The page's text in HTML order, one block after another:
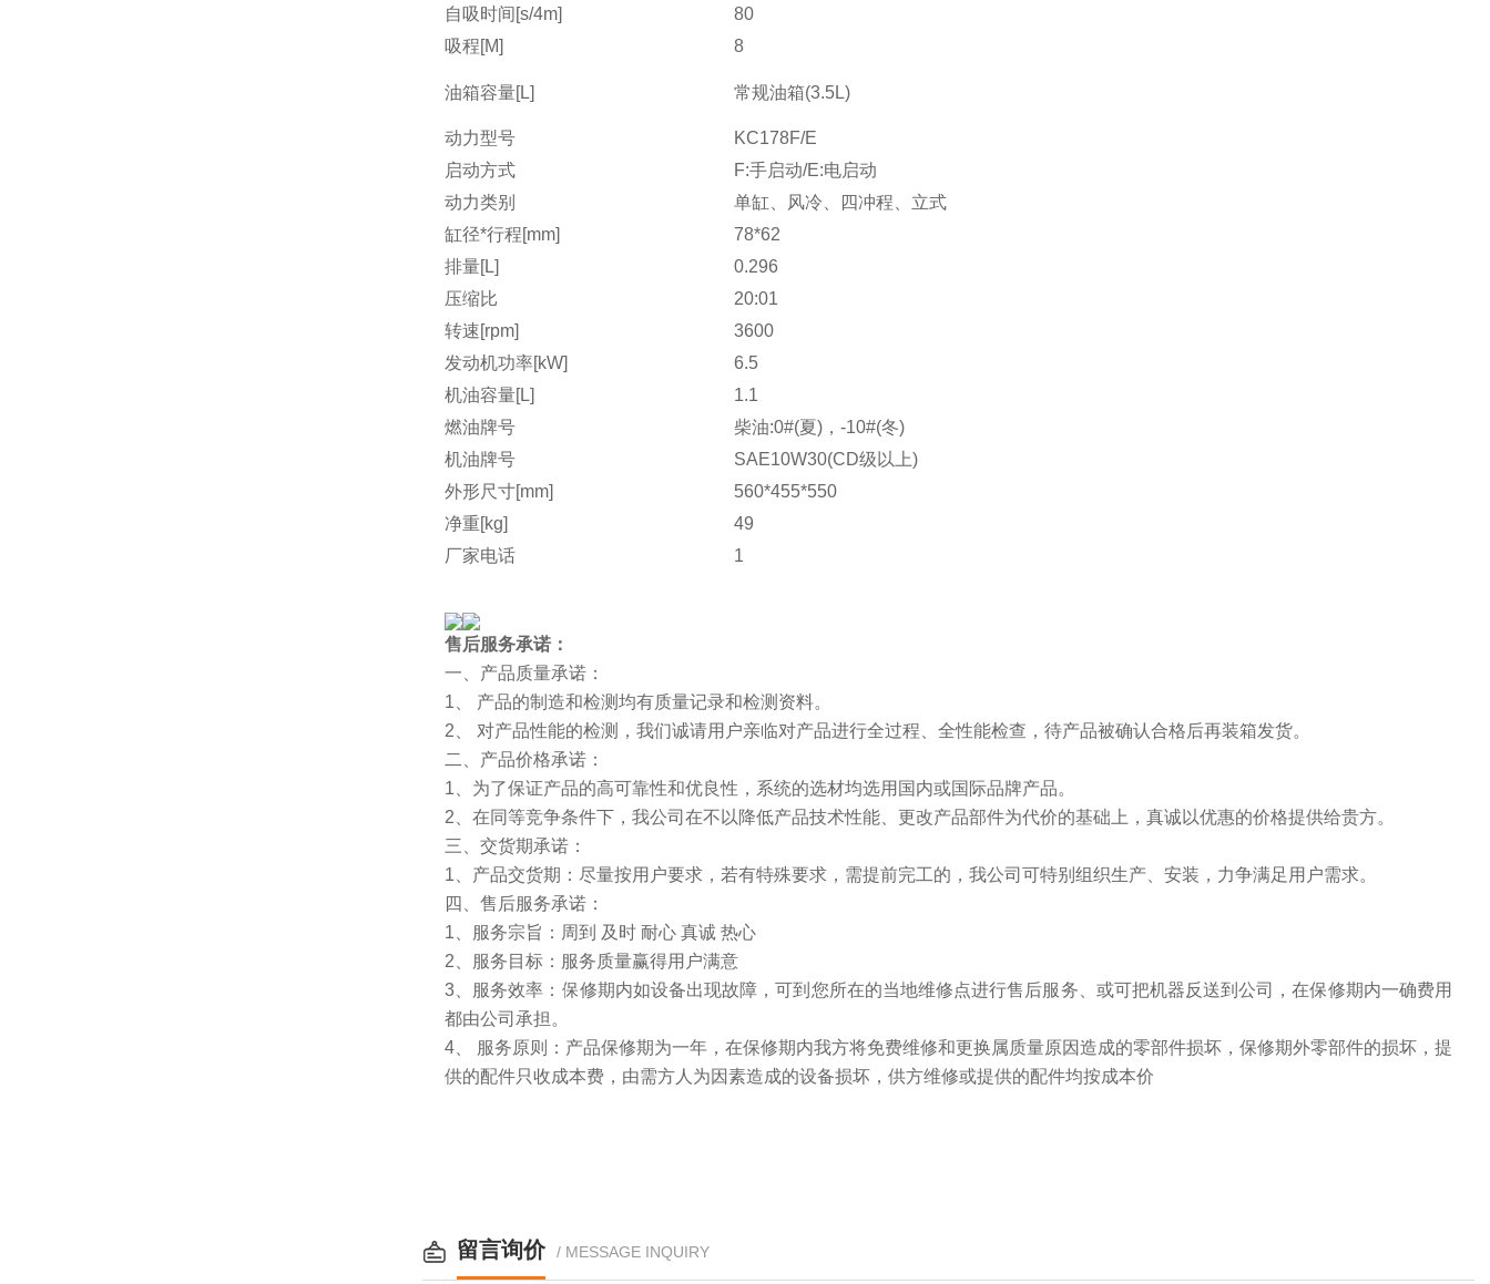
自吸时间[s/4m]
80
吸程[M]
8
油箱容量[L] 常规油箱(3.5L)
动力型号
KC178F/E
启动方式
F:手启动/E:电启动
动力类别
单缸、风冷、四冲程、立式
缸径*行程[mm]
78*62
排量[L]
0.296
压缩比
20:01
转速[rpm]
3600
发动机功率[kW]
6.5
机油容量[L]
1.1
燃油牌号
柴油:0#(夏)，-10#(冬)
机油牌号
SAE10W30(CD级以上)
外形尺寸[mm]
560*455*550
净重[kg]
49
厂家电话
1
售后服务承诺：
一、产品质量承诺：
1、 产品的制造和检测均有质量记录和检测资料。
2、 对产品性能的检测，我们诚请用户亲临对产品进行全过程、全性能检查，待产品被确认合格后再装箱发货。
二、产品价格承诺：
1、为了保证产品的高可靠性和优良性，系统的选材均选用国内或国际品牌产品。
2、在同等竞争条件下，我公司在不以降低产品技术性能、更改产品部件为代价的基础上，真诚以优惠的价格提供给贵方。
三、交货期承诺：
1、产品交货期：尽量按用户要求，若有特殊要求，需提前完工的，我公司可特别组织生产、安装，力争满足用户需求。
四、售后服务承诺：
1、服务宗旨：周到 及时 耐心 真诚 热心
2、服务目标：服务质量赢得用户满意
3、服务效率：保修期内如设备出现故障，可到您所在的当地维修点进行售后服务、或可把机器反送到公司，在保修期内一确费用
都由公司承担。
4、 服务原则：产品保修期为一年，在保修期内我方将免费维修和更换属质量原因造成的零部件损坏，保修期外零部件的损坏，提
供的配件只收成本费，由需方人为因素造成的设备损坏，供方维修或提供的配件均按成本价
留言询价 / MESSAGE INQUIRY